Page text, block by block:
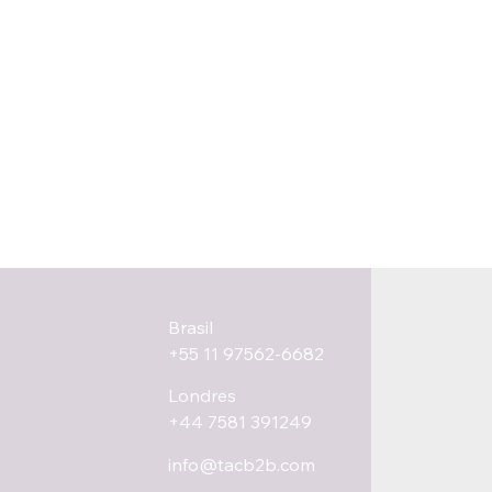
Brasil
+55 11 97562-6682
Londres
+44 7581 391249
info@tacb2b.com